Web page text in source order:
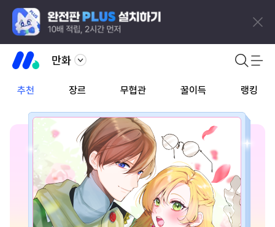
만화
추천 장르 무협관 꿀이득 랭킹